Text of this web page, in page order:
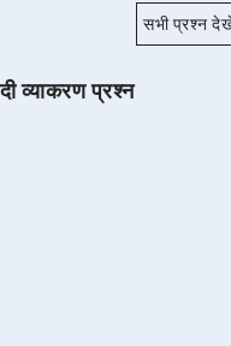
सभी प्रश्न
व्याकरण प्रश्न